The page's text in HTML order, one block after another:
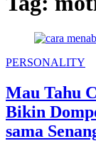
Categories
PERSONALITY
Mau Tahu
Bikin
sama